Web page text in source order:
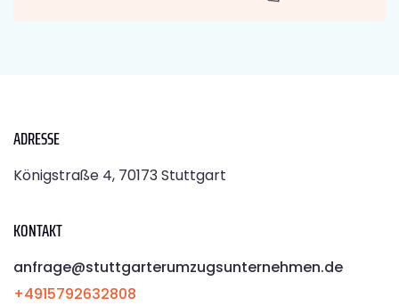
ADRESSE
Königstraße 4, 70173 Stuttgart
KONTAKT
anfrage@stuttgarterumzugsunternehmen.de
+4915792632808